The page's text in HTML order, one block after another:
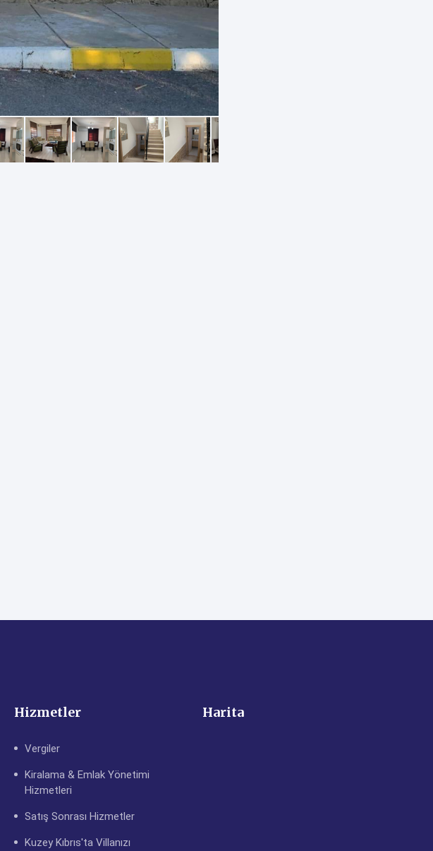
Hizmetler
Vergiler
Kiralama & Emlak Yönetimi
Hizmetleri
Satış Sonrası Hizmetler
Kuzey Kıbrıs'ta Villanızı
Harita